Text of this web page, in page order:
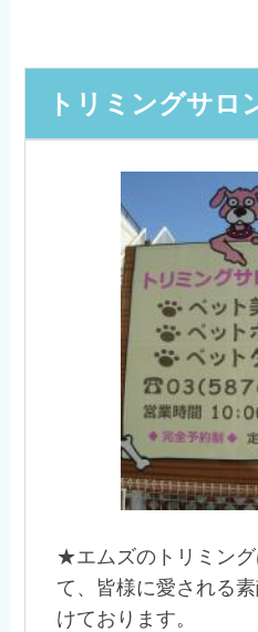
トリミングサ
★エムズのトリミン
て、皆様に愛される
けております。